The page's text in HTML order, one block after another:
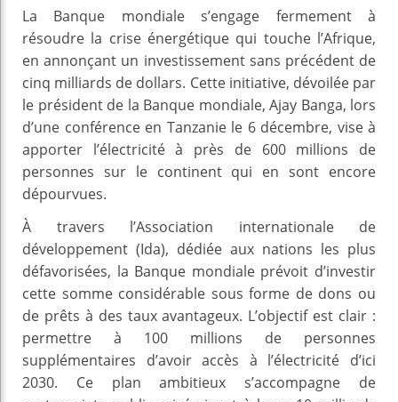
La Banque mondiale s’engage fermement à
résoudre la crise énergétique qui touche l’Afrique,
en annonçant un investissement sans précédent de
cinq milliards de dollars. Cette initiative, dévoilée par
le président de la Banque mondiale, Ajay Banga, lors
d’une conférence en Tanzanie le 6 décembre, vise à
apporter l’électricité à près de 600 millions de
personnes sur le continent qui en sont encore
dépourvues.
À travers l’Association internationale de
développement (Ida), dédiée aux nations les plus
défavorisées, la Banque mondiale prévoit d’investir
cette somme considérable sous forme de dons ou
de prêts à des taux avantageux. L’objectif est clair :
permettre à 100 millions de personnes
supplémentaires d’avoir accès à l’électricité d’ici
2030. Ce plan ambitieux s’accompagne de